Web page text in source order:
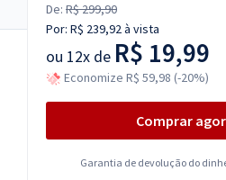
De: R$ 299,90
Por: R$ 239,92à vista
ou 12x de R$ 19,99
Economize R$ 59,98 (-20%)
Comprar
Garantia de devolução do